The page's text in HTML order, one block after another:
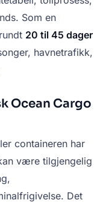
Som en
20 til 45 dager
havnetrafikk,
Ocean Cargo
containeren har
være tilgjengelig
Det